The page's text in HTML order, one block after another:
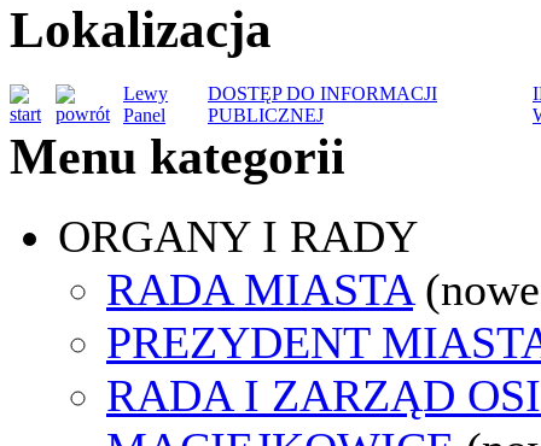
Lokalizacja
Lewy
Panel
DOSTĘP DO INFORMACJI
PUBLICZNEJ
Menu kategorii
ORGANY I RADY
RADA MIASTA
PREZYDENT
RADA I ZARZĄD